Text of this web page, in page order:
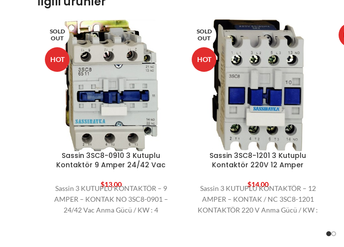
SOLD
OUT
HOT
Sassin 3SC8-0910 3 Kutuplu
Kontaktör 9 Amper 24/42 Vac
$13,00
Sassin 3 KUTUPLU KONTAKTÖR – 9
AMPER – KONTAK NO 3SC8-0901 –
24/42 Vac Anma Gücü / KW : 4
SOLD
OUT
HOT
Sassin 3SC8-1201 3 Kutuplu
Kontaktör 220V 12 Amper
$14,00
Sassin 3 KUTUPLU KONTAKTÖR – 12
AMPER – KONTAK / NC 3SC8-1201
KONTAKTÖR 220 V Anma Gücü / KW :